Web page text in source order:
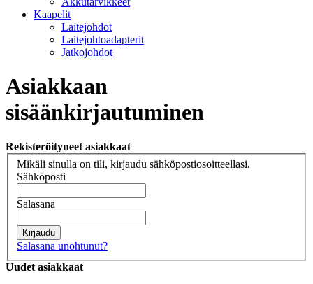
Kaapelit
Laitejohdot
Laitejohtoadapterit
Jatkojohdot
Asiakkaan
sisäänkirjautuminen
Rekisteröityneet asiakkaat
Mikäli sinulla on tili, kirjaudu sähköpostiosoitteellasi.
Sähköposti
Salasana
Kirjaudu
Salasana unohtunut?
Uudet asiakkaat